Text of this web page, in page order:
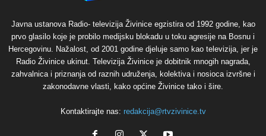
Javna ustanova Radio- televizija Živinice egzistira od 1992 godine, kao
prvo glasilo koje je probilo medijsku blokadu u toku agresije na Bosnu i
Hercegovinu. Nažalost, od 2001 godine djeluje samo kao televizija, jer je
Radio Živinice ukinut. Televizija Živinice je dobitnik mnogih nagrada,
zahvalnica i priznanja od raznih udruženja, kolektiva i nosioca izvršne i
zakonodavne vlasti, kako općine Živinice tako i šire.
Kontaktirajte nas: redakcija@rtvzivinice.tv